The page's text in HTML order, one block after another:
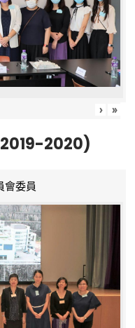
› »
2020)
會委員